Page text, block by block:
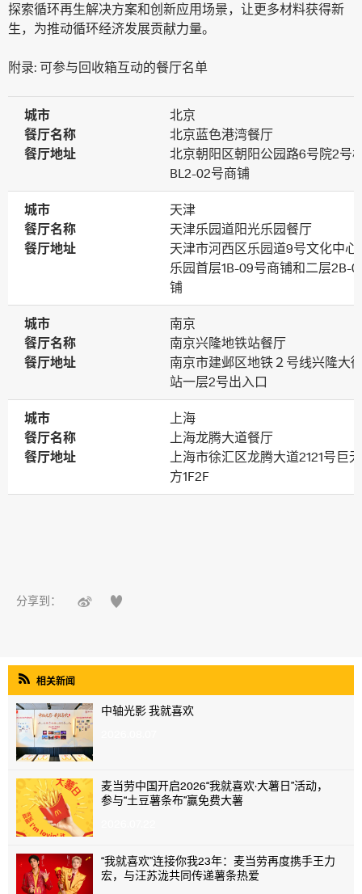
探索循环再生解决方案和创新应用场景，让更多材料获得新
生，为推动循环经济发展贡献力量。
附录: 可参与回收箱互动的餐厅名单
城市
北京
餐厅名称
北京蓝色港湾餐厅
餐厅地址
北京朝阳区朝阳公园路6号院2号
BL2-02号商铺
城市
天津
餐厅名称
天津乐园道阳光乐园餐厅
餐厅地址
天津市河西区乐园道9号文化中心
乐园首层1B-09号商铺和二层2B-
铺
城市
南京
餐厅名称
南京兴隆地铁站餐厅
餐厅地址
南京市建邺区地铁２号线兴隆大
站一层2号出入口
城市
上海
餐厅名称
上海龙腾大道餐厅
餐厅地址
上海市徐汇区龙腾大道2121号巨
方1F2F
分享到：  
 相关新闻
中轴光影 我就喜欢
麦当劳中国开启2026“我就喜欢·大薯日”活动，
参与“土豆薯条布”赢免费大薯
“我就喜欢”连接你我23年：麦当劳再度携手王力
宏，与汪苏泷共同传递薯条热爱